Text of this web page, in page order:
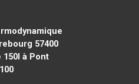
57400
à Pont